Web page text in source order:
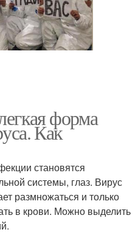
форма
Как
становятся
системы, глаз. Вирус
размножаться и только
в крови. Можно выделить